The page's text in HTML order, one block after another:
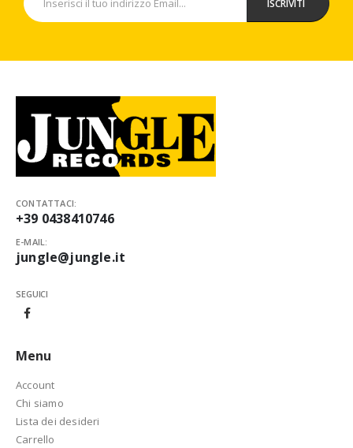
CONTATTACI:
+39 0438410746
E-MAIL:
jungle@jungle.it
SEGUICI
Menu
Account
Chi siamo
Lista dei desideri
Carrello